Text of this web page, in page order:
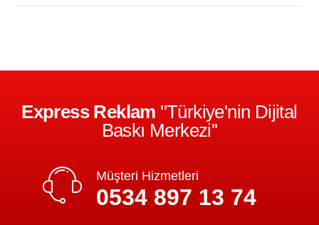
Express Reklam ''Türkiye'nin Dijital
Baskı Merkezi''
Müşteri Hizmetleri
0534 897 13 74